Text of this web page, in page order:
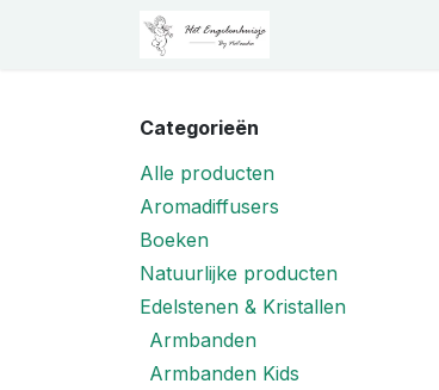
Overslaan naar inhoud
Categorieën
Alle producten
Aromadiffusers
Boeken
Natuurlijke producten
Edelstenen & Kristallen
Armbanden
Armbanden Kids